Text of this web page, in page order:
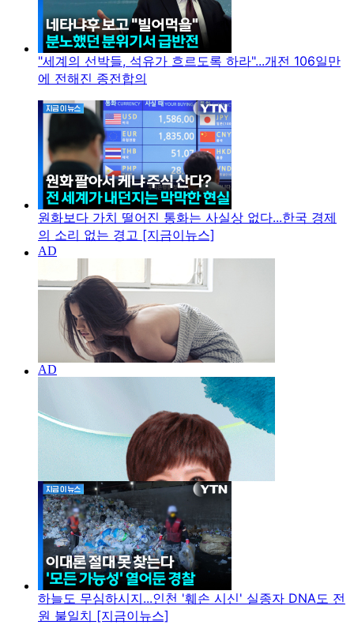
"세계의 선박들, 석유가 흐르도록 하라"...개전 106일만
에 전해진 종전합의
원화보다 가치 떨어진 통화는 사실상 없다...한국 경제
의 소리 없는 경고 [지금이뉴스]
하늘도 무심하시지...인천 '훼손 시신' 실종자 DNA도 전
원 불일치 [지금이뉴스]